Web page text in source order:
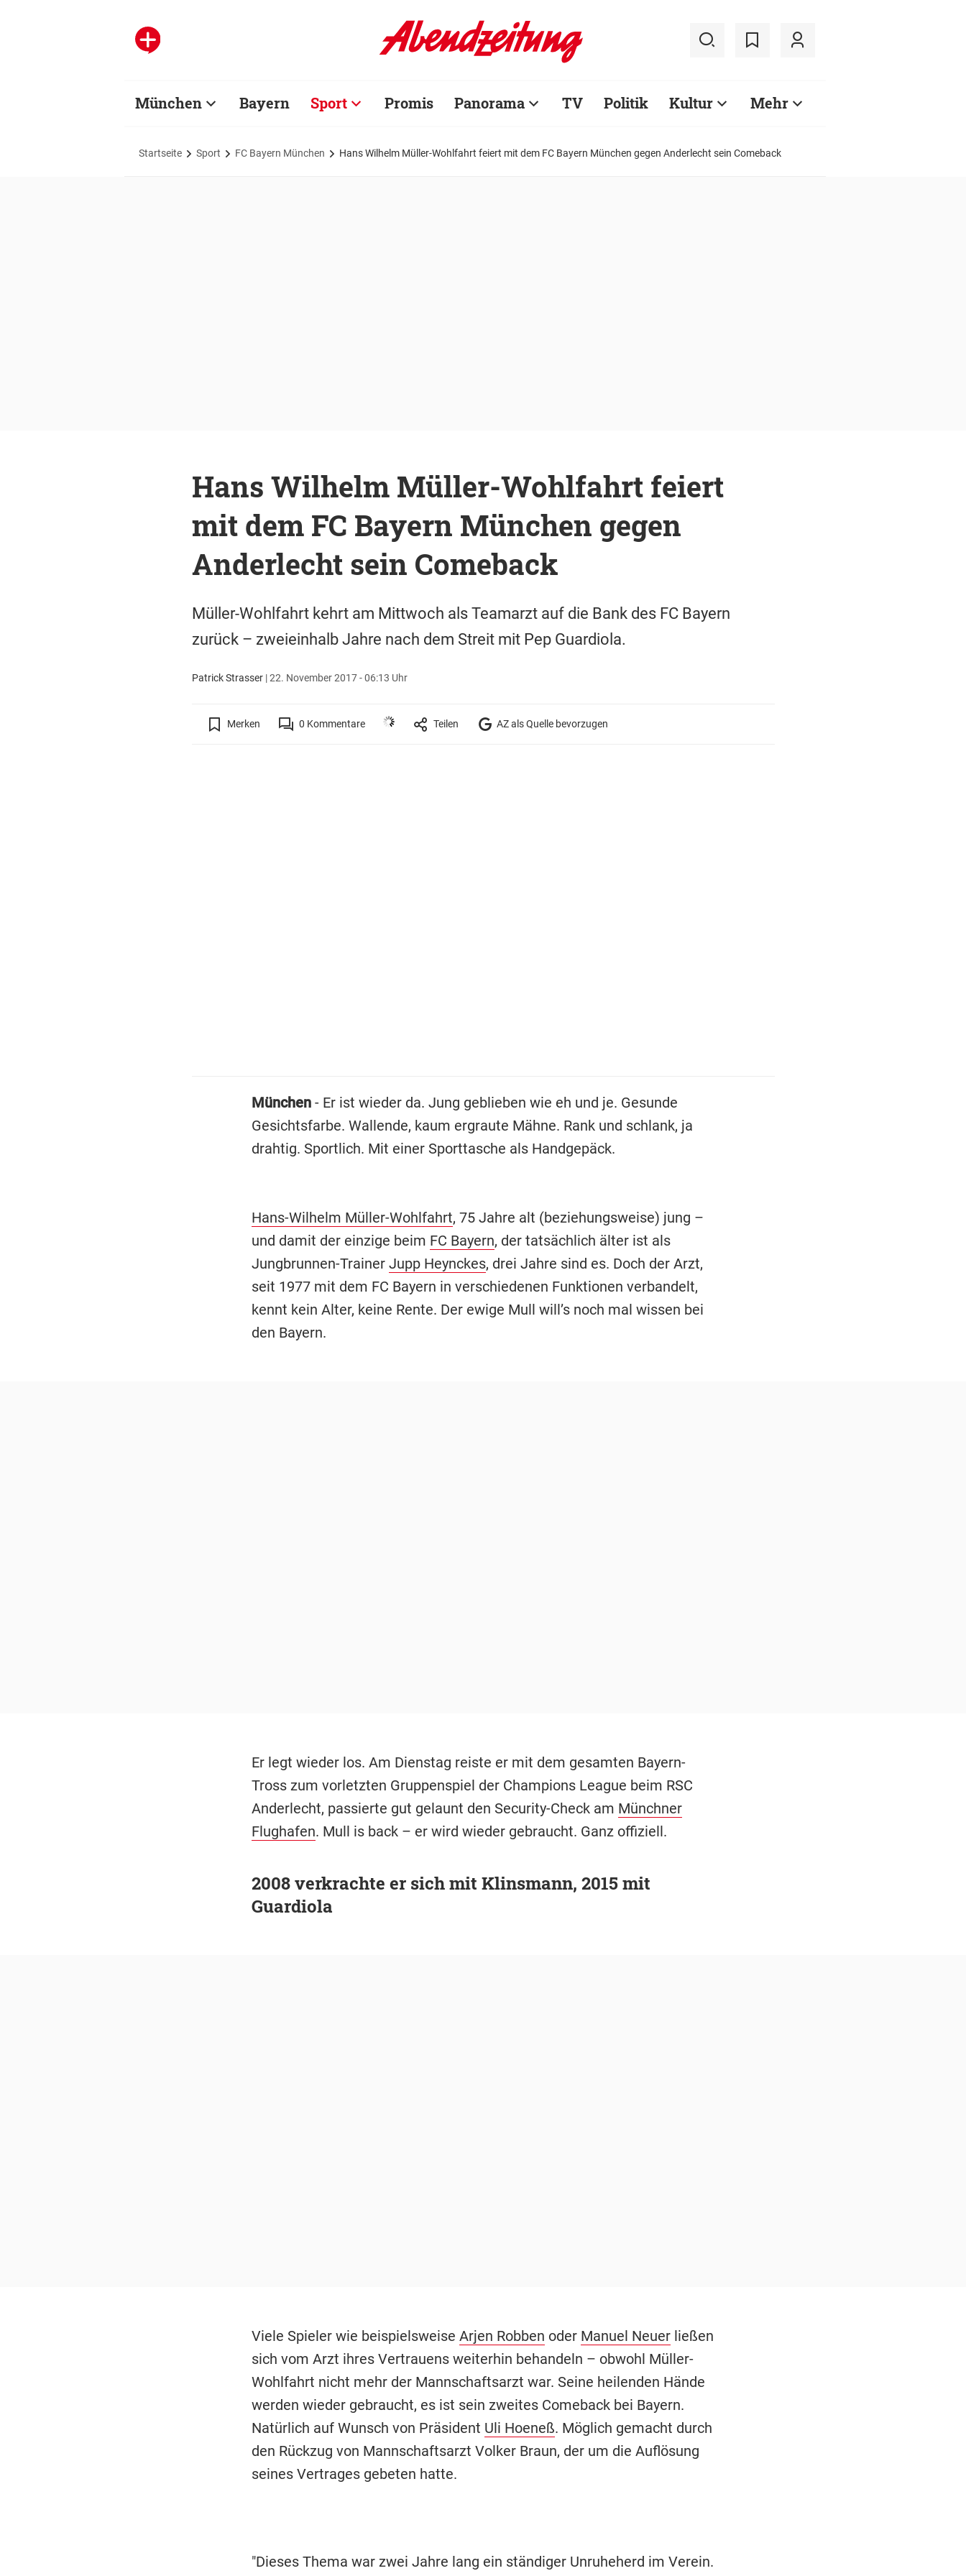
München Bayern Sport Promis Panorama TV Politik Kultur Mehr
Startseite Sport FC Bayern München Hans Wilhelm Müller-Wohlfahrt feiert mit dem FC Bayern München gegen Anderlecht sein Comeback
Hans Wilhelm Müller-Wohlfahrt feiert
mit dem FC Bayern München gegen
Anderlecht sein Comeback
Müller-Wohlfahrt kehrt am Mittwoch als Teamarzt auf die Bank des FC Bayern
zurück – zweieinhalb Jahre nach dem Streit mit Pep Guardiola.
Patrick Strasser|22. November 2017 - 06:13 Uhr
Merken 0 Kommentare Teilen AZ als Quelle bevorzugen
München- Er ist wieder da. Jung geblieben wie eh und je. Gesunde
Gesichtsfarbe. Wallende, kaum ergraute Mähne. Rank und schlank, ja
drahtig. Sportlich. Mit einer Sporttasche als Handgepäck.
Hans-Wilhelm Müller-Wohlfahrt, 75 Jahre alt (beziehungsweise) jung –
und damit der einzige beim FC Bayern, der tatsächlich älter ist als
Jungbrunnen-Trainer Jupp Heynckes, drei Jahre sind es. Doch der Arzt,
seit 1977 mit dem FC Bayern in verschiedenen Funktionen verbandelt,
kennt kein Alter, keine Rente. Der ewige Mull will’s noch mal wissen bei
den Bayern.
Er legt wieder los. Am Dienstag reiste er mit dem gesamten Bayern-
Tross zum vorletzten Gruppenspiel der Champions League beim RSC
Anderlecht, passierte gut gelaunt den Security-Check am Münchner
Flughafen. Mull is back – er wird wieder gebraucht. Ganz offiziell.
2008 verkrachte er sich mit Klinsmann, 2015 mit
Guardiola
Viele Spieler wie beispielsweise Arjen Robben oder Manuel Neuerließen
sich vom Arzt ihres Vertrauens weiterhin behandeln – obwohl Müller-
Wohlfahrt nicht mehr der Mannschaftsarzt war. Seine heilenden Hände
werden wieder gebraucht, es ist sein zweites Comeback bei Bayern.
Natürlich auf Wunsch von Präsident Uli Hoeneß. Möglich gemacht durch
den Rückzug von Mannschaftsarzt Volker Braun, der um die Auflösung
seines Vertrages gebeten hatte.
"Dieses Thema war zwei Jahre lang ein ständiger Unruheherd im Verein.